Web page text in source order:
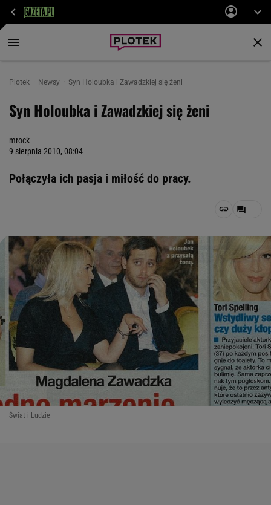
Plotek Newsy Syn Holoubka i Zawadzkiej się żeni
Syn Holoubka i Zawadzkiej się żeni
mrock
9 sierpnia 2010, 08:04
Połączyła ich pasja i miłość do pracy.
Świat i Ludzie